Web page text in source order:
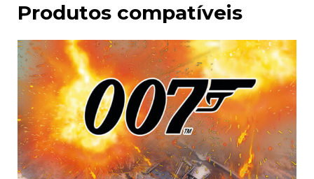
Produtos compatíveis